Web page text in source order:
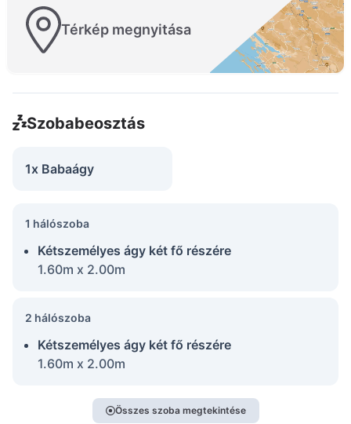
Térkép megnyitása
Szobabeosztás
1x Babaágy
1 hálószoba
Kétszemélyes ágy két fő részére
1.60m x 2.00m
2 hálószoba
Kétszemélyes ágy két fő részére
1.60m x 2.00m
Összes szoba megtekintése